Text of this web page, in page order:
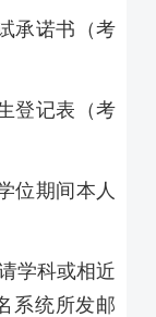
承诺书（考
登记表（考
位期间本人
学科或相近
系统所发邮